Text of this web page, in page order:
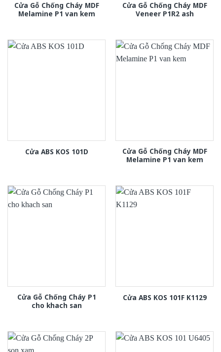
Cửa Gỗ Chống Cháy MDF
Melamine P1 van kem
Cửa Gỗ Chống Cháy MDF
Veneer P1R2 ash
Cửa ABS KOS 101D
Cửa Gỗ Chống Cháy MDF
Melamine P1 van kem
Cửa Gỗ Chống Cháy P1
cho khach san
Cửa ABS KOS 101F K1129